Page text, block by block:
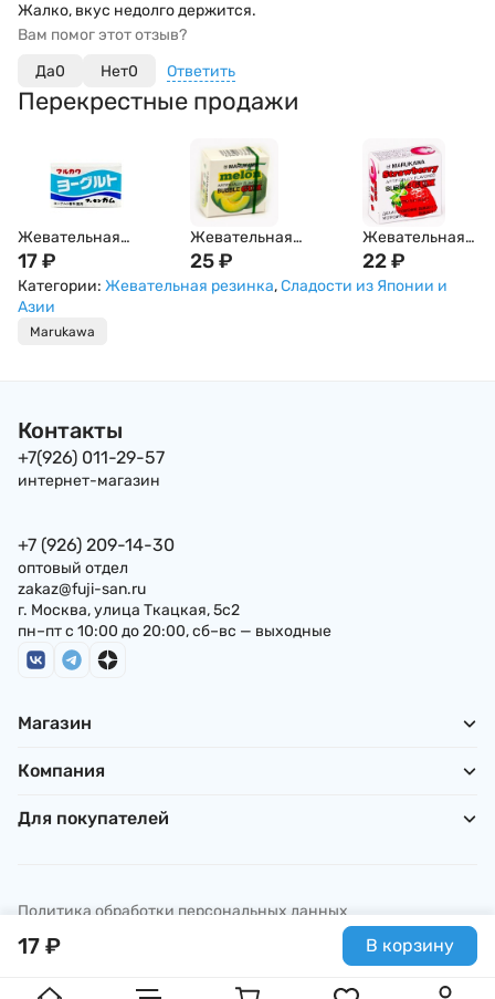
17 ₽ В корзину
Жалко, вкус недолго держится.
Вам помог этот отзыв?
Да0 Нет0 Ответить
Перекрестные продажи
Жевательная
резинка MARUKAWA,
со вкусом йогурта
17₽
Жевательная
резинка MARUKAWA,
со вкусом дыни
(шары)
25₽
Жевательная
резинка
со вкусом
22₽
Категории: Жевательная резинка,Сладости из Японии и
Азии
Marukawa
Контакты
+7(926) 011-29-57
интернет-магазин
+7 (926) 209-14-30
оптовый отдел
zakaz@fuji-san.ru
г. Москва, улица Ткацкая, 5с2
пн–пт с 10:00 до 20:00, сб–вс — выходные
Магазин
Компания
Для покупателей
Политика обработки персональных данных